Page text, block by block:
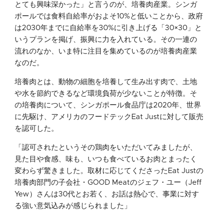
とても興味深かった」と言うのが、培養肉産業。シンガ
ポールでは食料自給率がおよそ10%と低いことから、政府
は2030年までに自給率を30%に引き上げる「30×30」と
いうプランを掲げ、振興に力を入れている。その一連の
流れのなか、いま特に注目を集めているのが培養肉産業
なのだ。
培養肉とは、動物の細胞を培養して生み出す肉で、土地
や水を節約できるなど環境負荷が少ないことが特徴。そ
の培養肉について、シンガポール食品庁は2020年、世界
に先駆け、アメリカのフードテックEat Justに対して販売
を認可した。
「認可されたというその鶏肉をいただいてみましたが、
見た目や食感、味も、いつも食べているお肉とまったく
変わらず驚きました。取材に応じてくださったEat Justの
培養肉部門の子会社・GOOD Meatのジェフ・ユー（Jeff
Yew）さんは30代とお若く、お話は熱心で、事業に対す
る強い意気込みが感じられました」